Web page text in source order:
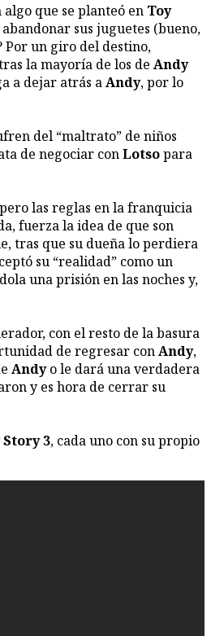
que se planteó en Toy
sus juguetes (bueno,
Por un giro del destino,
la mayoría de los deAndy
a dejar atrás aAndy, por lo
del “maltrato” de niños
de negociar conLotsopara
las reglas en la franquicia
fuerza la idea de que son
tras que su dueña lo perdiera
su “realidad” como un
una prisión en las noches y,
con el resto de la basura
de regresar conAndy,
Andyo le dará una verdadera
y es hora de cerrar su
Story 3, cada uno con su propio